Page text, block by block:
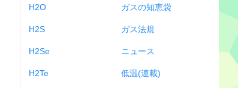
H2O
H2S
H2Se
H2Te
ガスの知恵袋
ガス法規
ニュース
低温(連載)